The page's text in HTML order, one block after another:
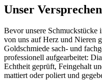
Unser Versprechen
Bevor unsere Schmuckstücke
von uns auf Herz und Nieren
Goldschmiede sach- und
professionell aufgearbeitet:
Echtheit geprüft, Feingehalt
mattiert oder poliert und